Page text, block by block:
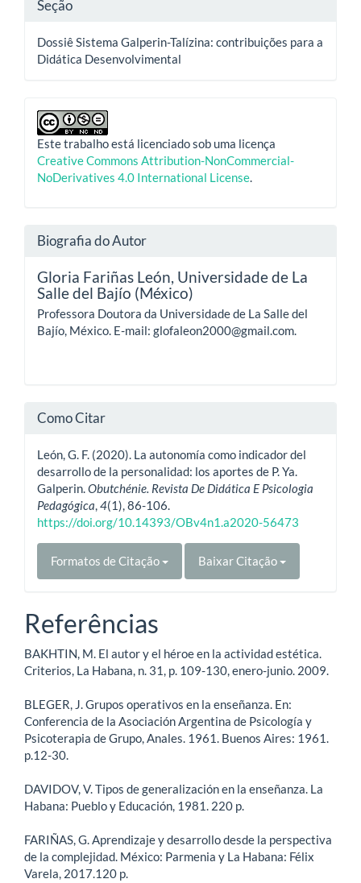
Seção
Dossiê Sistema Galperin-Talízina: contribuições para a
Didática Desenvolvimental
Este trabalho está licenciado sob uma licença
Creative Commons Attribution-NonCommercial-
NoDerivatives 4.0 International License.
Biografia do Autor
Gloria Fariñas León, Universidade de La
Salle del Bajío (México)
Professora Doutora da Universidade de La Salle del
Bajío, México. E-mail: glofaleon2000@gmail.com.
Como Citar
León, G. F. (2020). La autonomía como indicador del
desarrollo de la personalidad: los aportes de P. Ya.
Galperin.Obutchénie. Revista De Didática E Psicologia
Pedagógica,4(1), 86-106.
https://doi.org/10.14393/OBv4n1.a2020-56473
Formatos de Citação Baixar Citação
Referências
BAKHTIN, M. El autor y el héroe en la actividad estética.
Criterios, La Habana, n. 31, p. 109-130, enero-junio. 2009.
BLEGER, J. Grupos operativos en la enseñanza. En:
Conferencia de la Asociación Argentina de Psicología y
Psicoterapia de Grupo, Anales. 1961. Buenos Aires: 1961.
p.12-30.
DAVIDOV, V. Tipos de generalización en la enseñanza. La
Habana: Pueblo y Educación, 1981. 220 p.
FARIÑAS, G. Aprendizaje y desarrollo desde la perspectiva
de la complejidad. México: Parmenia y La Habana: Félix
Varela, 2017.120 p.